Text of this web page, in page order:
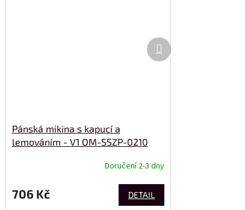
Pánská mikina s kapucí a
lemováním - V1 OM-SSZP-0210
Doručení 2-3 dny
706 Kč DETAIL
Další
produkt